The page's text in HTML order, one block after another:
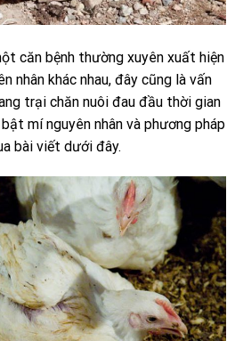
căn bệnh thường xuyên xuất hiện
nhân khác nhau, đây cũng là vấn
trại chăn nuôi đau đầu thời gian
mí nguyên nhân và phương pháp
bài viết dưới đây.